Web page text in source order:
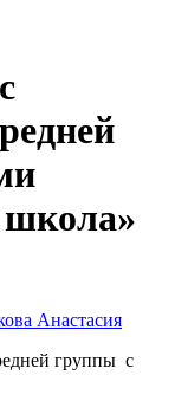
Анастасия
группы с